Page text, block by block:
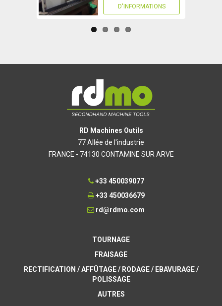
D'INFORMATIONS
RD Machines Outils
77 Allée de l'industrie
FRANCE - 74130 CONTAMINE SUR ARVE
+33 450039077
+33 450036679
rd@rdmo.com
TOURNAGE
FRAISAGE
RECTIFICATION / AFFÛTAGE / RODAGE / EBAVURAGE /
POLISSAGE
AUTRES